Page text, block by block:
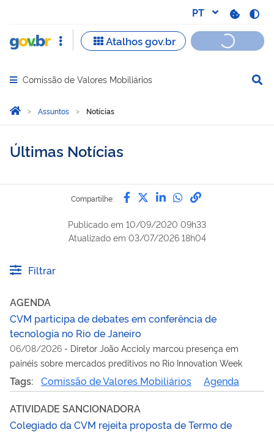
Abrir menu principal de navegação
Comissão de Valores Mobiliários
Você está aqui:
Página Inicial
Assuntos Notícias
Últimas Notícias
Compartilhe: Compartilhe por Facebook
Compartilhe por Twitter
Compartilhe por
Compartilhe
link para
Publicado em 10/09/2020 09h33
Atualizado em 03/07/2026 18h04
Filtrar
AGENDA
CVM participa de debates em conferência de
tecnologia no Rio de Janeiro
06/08/2026 - Diretor João Accioly marcou presença em
painéis sobre mercados preditivos no Rio Innovation Week
Tags: Comissão de Valores Mobiliários Agenda
ATIVIDADE SANCIONADORA
Colegiado da CVM rejeita proposta de Termo de